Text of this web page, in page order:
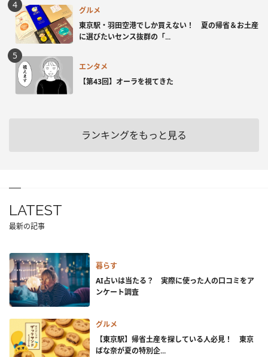
グルメ
東京駅・羽田空港でしか買えない！ 夏の帰省＆お土産
に選びたいセンス抜群の「...
エンタメ
【第43回】オーラを視てきた
ランキングをもっと見る
LATEST
最新の記事
暮らす
AI占いは当たる？ 実際に使った人の口コミをア
ンケート調査
グルメ
【東京駅】帰省土産を探している人必見！ 東京
ばな奈が夏の特別企...